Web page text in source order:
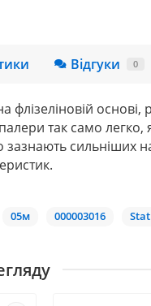
Відгуки 0
флізеліновій
так само легко,
сильніших
05м 000003016